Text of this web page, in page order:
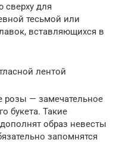
сверху для
тесьмой или
вставляющихся в
лентой
розы — замечательное
букета. Такие
образ невесты
запомнятся